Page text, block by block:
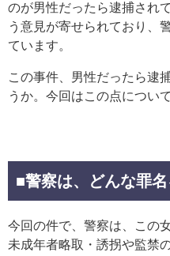
のが男性だったら逮捕され
う意見が寄せられており、
ています。
この事件、男性だったら逮
うか。今回はこの点につい
■警察は、どんな罪
今回の件で、警察は、この
未成年者略取・誘拐や監禁